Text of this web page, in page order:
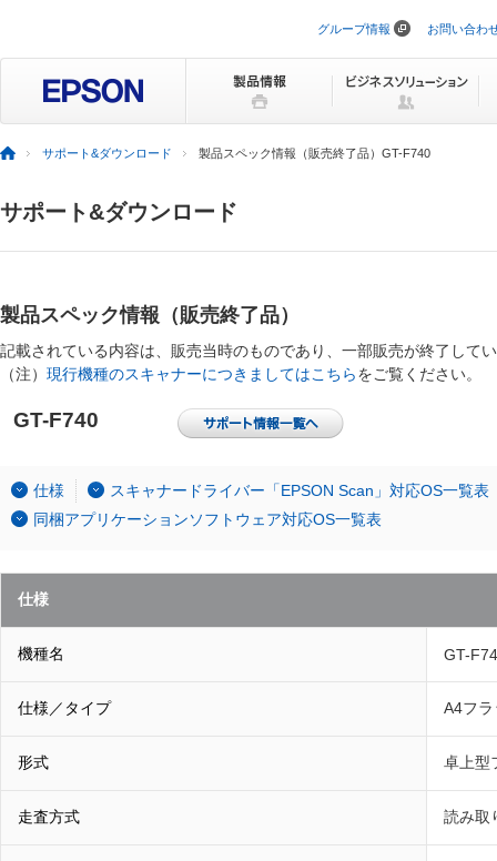
ビ
ョ
を
グループ情報 お問い合わ
サポート&ダウンロード 製品スペック情報（販売終了品）GT-F740
サポート&ダウンロード
製品スペック情報（販売終了品）
記載されている内容は、販売当時のものであり、一部販売が終了して
（注） 現行機種のスキャナーにつきましてはこちらをご覧ください。
GT-F740
仕様
スキャナードライバー「EPSON Scan」対応OS一覧表
同梱アプリケーションソフトウェア対応OS一覧表
仕様
機種名 GT-
仕様／タイプ A4フ
形式 卓上型
走査方式 読み取